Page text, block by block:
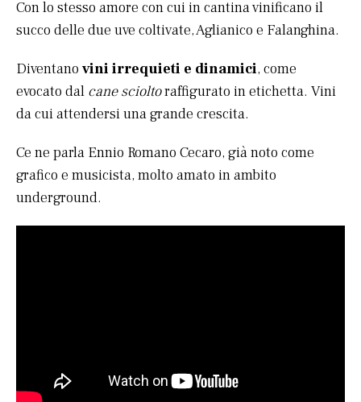
Con lo stesso amore con cui in cantina vinificano il
succo delle due uve coltivate, Aglianico e Falanghina.
Diventano vini irrequieti e dinamici, come
evocato dal cane scioltoraffigurato in etichetta. Vini
da cui attendersi una grande crescita.
Ce ne parla Ennio Romano Cecaro, già noto come
grafico e musicista, molto amato in ambito
underground.